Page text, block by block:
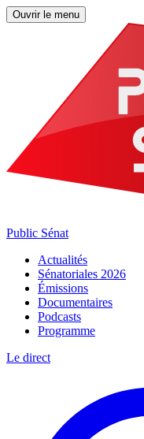
Ouvrir le menu
Public Sénat
Actualités
Sénatoriales 2026
Émissions
Documentaires
Podcasts
Programme
Le direct